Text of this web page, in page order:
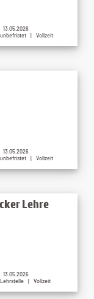
| Vollzeit
| Vollzeit
Lehre
| Vollzeit